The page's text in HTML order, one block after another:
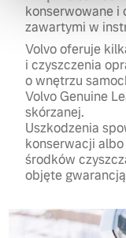
konserwowane i
zawartymi w
Volvo oferuje
i czyszczenia
o wnętrzu
Volvo Genuine
skórzanej.
Uszkodzenia
konserwacji
środków
objęte